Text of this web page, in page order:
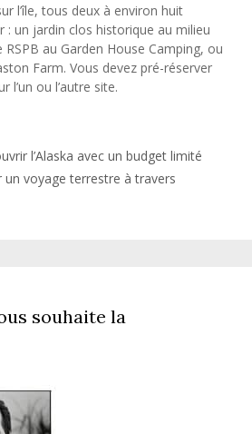
l’île, tous deux à environ huit
: un jardin clos historique au milieu
au Garden House Camping, ou
Farm. Vous devez pré-réserver
l’un ou l’autre site.
l’Alaska avec un budget limité
voyage terrestre à travers
souhaite la